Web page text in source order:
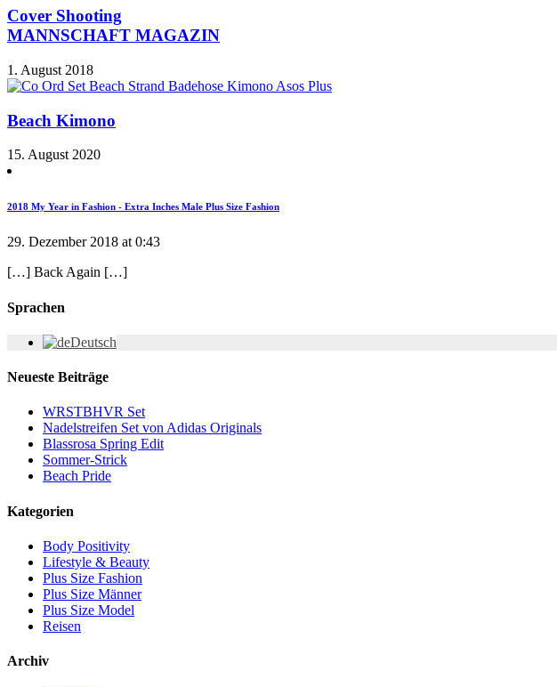
Cover Shooting
MANNSCHAFT MAGAZIN
1. August 2018
Beach Kimono
15. August 2020
2018 My Year in Fashion - Extra Inches Male Plus Size Fashion
29. Dezember 2018 at 0:43
[…] Back Again […]
Sprachen
Deutsch
Neueste Beiträge
WRSTBHVR Set
Nadelstreifen Set von Adidas Originals
Blassrosa Spring Edit
Sommer-Strick
Beach Pride
Kategorien
Body Positivity
Lifestyle & Beauty
Plus Size Fashion
Plus Size Männer
Plus Size Model
Reisen
Archiv